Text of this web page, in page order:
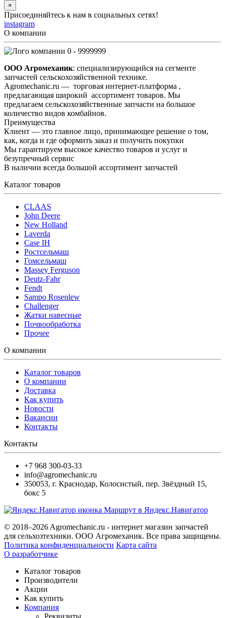
×
Присоединяйтесь к нам в социальных сетях!
instagram
О компании
0 - 9999999
ООО Агромеханик: специализирующийся на сегменте
запчастей сельскохозяйственной технике.
Agromechanic.ru — торговая интернет-платформа ,
предлагающая широкий ассортимент товаров. Мы
предлагаем сельскохозяйственные запчасти на большое
количество видов комбайнов.
Преимущества
Клиент — это главное лицо, принимающее решение о том,
как, когда и где оформить заказ и получить покупки
Мы гарантируем высокое качество товаров и услуг и
безупречный сервис
В наличии всегда большой ассортимент запчастей
Каталог товаров
CLAAS
John Deere
New Holland
Laverda
Case IH
Ростсельмаш
Гомсельмаш
Massey Ferguson
Deutz-Fahr
Fendt
Sampo Rosenlew
Challenger
Жатки навесные
Почвообработка
Прочее
О компании
Каталог товаров
О компании
Доставка
Как купить
Новости
Вакансии
Контакты
Контакты
+7 968 300-03-33
info@agromechanic.ru
350053, г. Краснодар, Колосистый, пер. Звёздный 15,
бокс 5
Маршрут в Яндекс.Навигатор
© 2018–2026 Agromechanic.ru - интернет магазин запчастей
для сельхозтехники. ООО Агромеханик. Все права защищены.
Политика конфиденциальности Карта сайта
О разработчике
Каталог товаров
Производители
Акции
Как купить
Компания
Реквизиты